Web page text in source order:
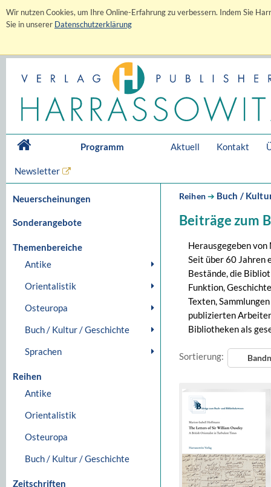
Wir nutzen Cookies, um Ihre Online-Erfahrung zu verbessern. Indem Sie
Sie in unserer Datenschutzerklärung
Programm Aktuell Kontakt
Newsletter
Neuerscheinungen
Sonderangebote
Themenbereiche
Antike
Orientalistik
Osteuropa
Buch / Kultur / Geschichte
Sprachen
Reihen
Antike
Orientalistik
Osteuropa
Buch / Kultur / Geschichte
Zeitschriften
Reihen➔ Buch /
Beiträge zum
Herausgegeben
Seit über 60 Jahren
Bestände, die
Funktion,
Texten,
publizierten
Bibliotheken als
Sortierung: